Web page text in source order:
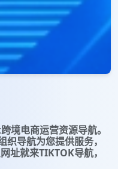
境电商运营资源导航。
导航为您提供服务，
址就来TIKTOK导航，